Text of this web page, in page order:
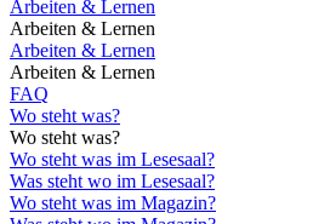
Arbeiten & Lernen
Arbeiten & Lernen
Arbeiten & Lernen
Arbeiten & Lernen
FAQ
Wo steht was?
Wo steht was?
Wo steht was im Lesesaal?
Was steht wo im Lesesaal?
Wo steht was im Magazin?